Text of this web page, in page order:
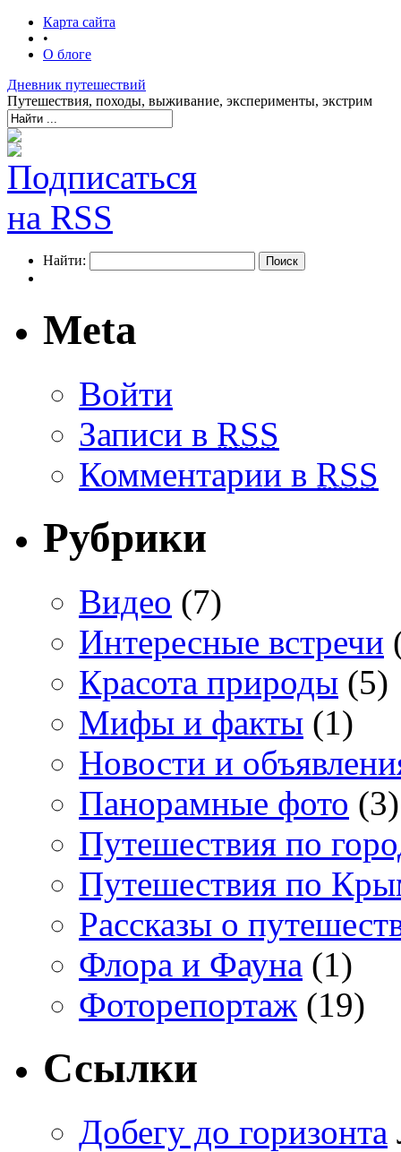
Карта сайта
•
О блоге
Дневник путешествий
Путешествия, походы, выживание, эксперименты, экстрим
Найти:
Meta
Войти
Записи в RSS
Комментарии в RSS
Рубрики
Видео (7)
Интересные встречи
Красота природы (5)
Мифы и факты (1)
Новости и
Панорамные фото (3)
Путешествия по
Путешествия по
Рассказы о
Флора и Фауна (1)
Фоторепортаж (19)
Ссылки
Добегу до горизонта